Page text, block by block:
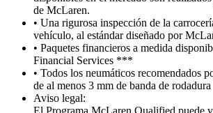
de McLaren.
• Una rigurosa inspección de la
vehículo, al estándar diseñado por
• Paquetes financieros a medida
Financial Services ***
• Todos los neumáticos recomendados
de al menos 3 mm de banda de rodadura
Aviso legal:
El Programa McLaren Qualified puede